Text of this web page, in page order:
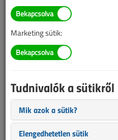
Épületvillamosság
Panellakások
rekonstrukciója
Figylem! Ez a cikk 10 éve frissült
információk mára aktualitásukat
helyenként hiányos lehet (képek,
Marketing sütik:
Tudnivalók a sütikről
Mik azok a sütik?
Elengedhetetlen sütik